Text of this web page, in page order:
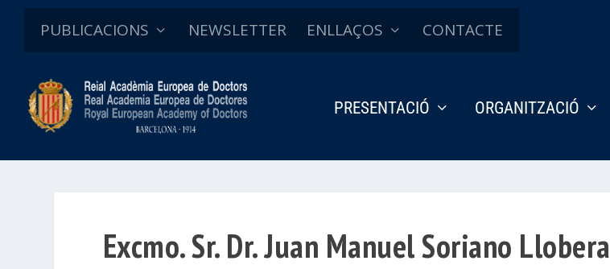
PUBLICACIONS NEWSLETTER ENLLAÇOS CONTACTE
PRESENTACIÓ ORGANITZACIÓ
Excmo. Sr. Dr. Juan Manuel Soriano Llobera